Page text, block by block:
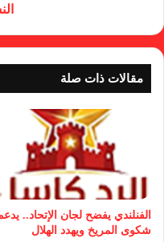
مقالات ذات صلة
الفنلندي يفضح لجان الإتحاد..
شكوى المريخ ويهدد الهلال